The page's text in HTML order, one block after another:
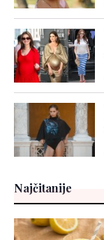
Najčitanije